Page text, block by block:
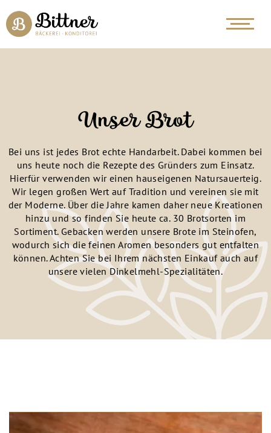
Unser Brot
Bei uns ist jedes Brot echte Handarbeit. Dabei kommen bei
uns heute noch die Rezepte des Gründers zum Einsatz.
Hierfür verwenden wir einen hauseigenen Natursauerteig.
Wir legen großen Wert auf Tradition und vereinen sie mit
der Moderne. Über die Jahre kamen daher neue Kreationen
hinzu und so finden Sie heute ca. 30 Brotsorten im
Sortiment. Gebacken werden unsere Brote im Steinofen,
wodurch sich die feinen Aromen besonders gut entfalten
können. Achten Sie bei Ihrem nächsten Einkauf auch auf
unsere vielen Dinkelmehl-Spezialitäten.